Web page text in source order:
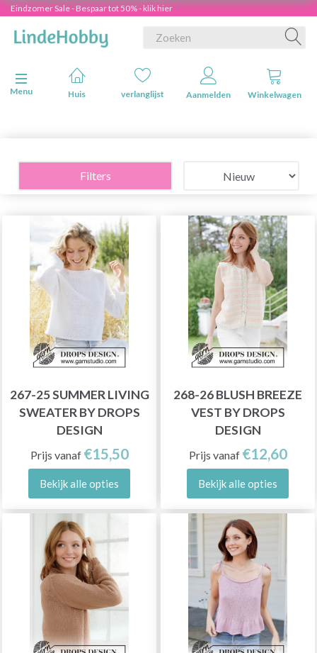
Eindzomer Sale - Bespaar tot 50% - klik hier
Navigatie in-/uitschakelen
Menu
Huis verlanglijst Aanmelden Winkelwagen
Filters
267-25 SUMMER LIVING
SWEATER BY DROPS
DESIGN
Prijs vanaf €15,50
Bekijk alle opties
268-26 BLUSH BREEZE
VEST BY DROPS
DESIGN
Prijs vanaf €12,60
Bekijk alle opties